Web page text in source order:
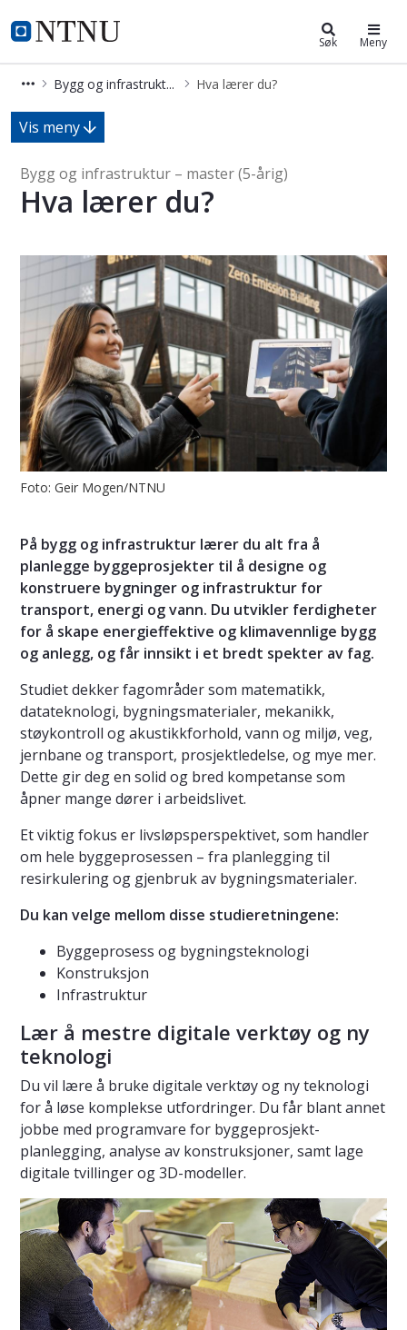
NTNU Hjemmeside
Bygg og infrastruktur – master (5-
Søk Meny
Bygg og infrastruktur – master (5-årig) Hva lærer du?
Hva lærer du? - Bygg og
Vis meny
Bygg og infrastruktur – master (5-årig)
Hva lærer du?
Foto: Geir Mogen/NTNU
På bygg og infrastruktur lærer du alt fra å
planlegge byggeprosjekter til å designe og
konstruere bygninger og infrastruktur for
transport, energi og vann. Du utvikler ferdigheter
for å skape energieffektive og klimavennlige bygg
og anlegg, og får innsikt i et bredt spekter av fag.
Studiet dekker fagområder som matematikk,
datateknologi, bygningsmaterialer, mekanikk,
støykontroll og akustikkforhold, vann og miljø, veg,
jernbane og transport, prosjektledelse, og mye mer.
Dette gir deg en solid og bred kompetanse som
åpner mange dører i arbeidslivet.
Et viktig fokus er livsløpsperspektivet, som handler
om hele byggeprosessen – fra planlegging til
resirkulering og gjenbruk av bygningsmaterialer.
Du kan velge mellom disse studieretningene:
Byggeprosess og bygningsteknologi
Konstruksjon
Infrastruktur
Lær å mestre digitale verktøy og ny
teknologi
Du vil lære å bruke digitale verktøy og ny teknologi
for å løse komplekse utfordringer. Du får blant annet
jobbe med programvare for byggeprosjekt-
planlegging, analyse av konstruksjoner, samt lage
digitale tvillinger og 3D-modeller.